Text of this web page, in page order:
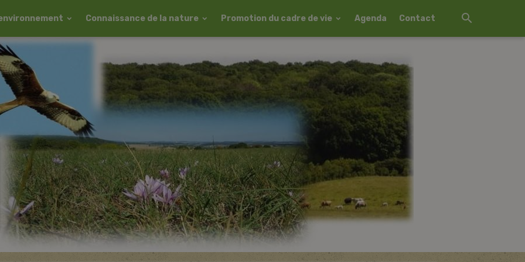
Connaissance de la nature Promotion du cadre de vie Agenda Contact